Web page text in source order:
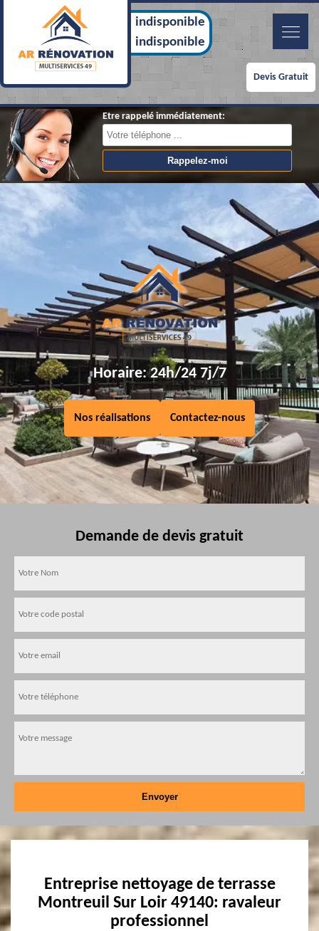
indisponible
indisponible
Devis Gratuit
Etre rappelé immédiatement:
Horaire: 24h/24 7j/7
Nos réalisations Contactez-nous
Demande de devis gratuit
Entreprise nettoyage de terrasse
Montreuil Sur Loir 49140: ravaleur
professionnel